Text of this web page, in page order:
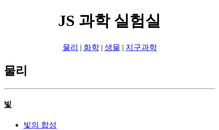
JS 과학 실험실
물리 | 화학| 생물 | 지구과학
물리
빛
빛의 합성